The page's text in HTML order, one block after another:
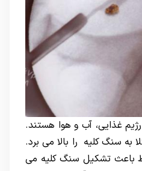
غذایی، آب و هوا هستند.
به سنگ کلیه را بالا می برد.
باعث تشکیل سنگ کلیه می